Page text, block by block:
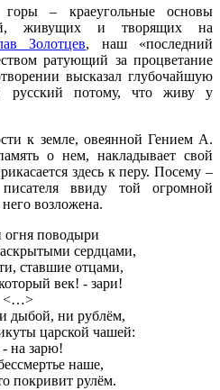
– краеугольные основы
живущих и творящих на
Золотцев, наш «последний
ратующий за процветание
высказал глубочайшую
потому, что живу у
к земле, овеянной Гением А.
о нем, накладывает свой
здесь к перу. Посему –
ввиду той огромной
возложена.
поводыри
сердцами,
ставшие отцами,
век! - зари!
<…>
дыбой, ни рублём,
царской чашей:
на зарю!
наше,
покривит рулём.